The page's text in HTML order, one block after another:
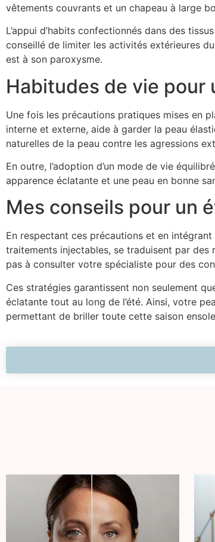
vêtements couvrants et un chapeau à large
L’appui d’habits confectionnés dans des
conseillé de limiter les activités extérieures
est à son paroxysme.
Habitudes de vie pour
Une fois les précautions pratiques mises en
interne et externe, aide à garder la peau
naturelles de la peau contre les agressions
En outre, l’adoption d’un mode de vie
apparence éclatante et une peau en bonne
Mes conseils pour un
En respectant ces précautions et en
traitements injectables, se traduisent par
pas à consulter votre spécialiste pour des
Ces stratégies garantissent non seulement
éclatante tout au long de l’été. Ainsi, votre
permettant de briller toute cette saison